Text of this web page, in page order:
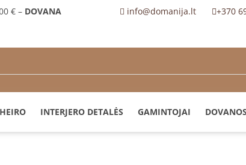
€ – DOVANA info@domanija.lt +370
INTERJERO DETALĖS GAMINTOJAI DOVANOS